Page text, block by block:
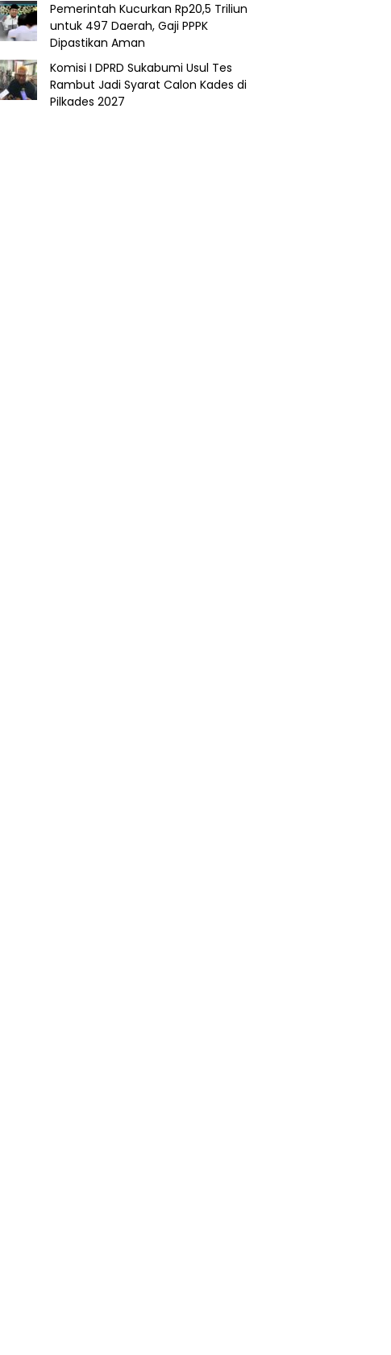
Pemerintah Kucurkan Rp20,5 Triliun
untuk 497 Daerah, Gaji PPPK
Dipastikan Aman
Komisi I DPRD Sukabumi Usul Tes
Rambut Jadi Syarat Calon Kades di
Pilkades 2027